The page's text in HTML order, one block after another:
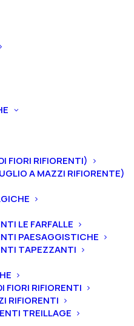
FIORI RIFIORENTI)
A MAZZI RIFIORENTE)
LE FARFALLE
PAESAGGISTICHE
TAPEZZANTI
FIORI RIFIORENTI
RIFIORENTI
TREILLAGE
di
ha vessilli rosa chiaro
centrali, bracci
arancio scuro, ali
più chiaro, barbe